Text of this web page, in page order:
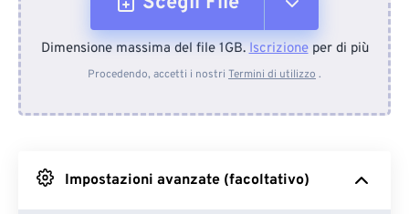
Dal dispositivo
Da Google Drive
Dimensione massima del file 1GB.Iscrizioneper di più
Procedendo, accetti i nostri Termini di utilizzo .
Impostazioni avanzate (facoltativo)